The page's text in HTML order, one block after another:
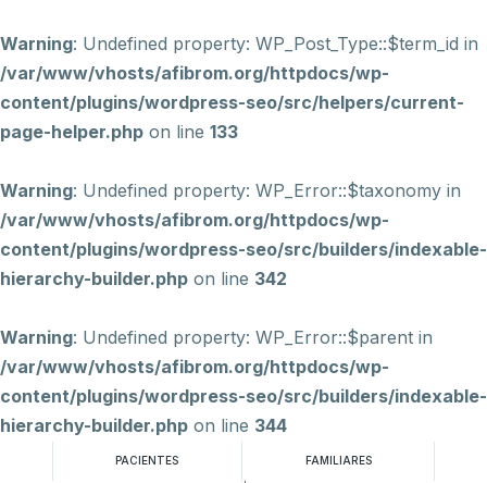
Warning: Undefined property: WP_Post_Type::$term_id in
/var/www/vhosts/afibrom.org/httpdocs/wp-
content/plugins/wordpress-seo/src/helpers/current-
page-helper.php on line 133
Warning: Undefined property: WP_Error::$taxonomy in
/var/www/vhosts/afibrom.org/httpdocs/wp-
content/plugins/wordpress-seo/src/builders/indexable-
hierarchy-builder.php on line 342
Warning: Undefined property: WP_Error::$parent in
/var/www/vhosts/afibrom.org/httpdocs/wp-
content/plugins/wordpress-seo/src/builders/indexable-
hierarchy-builder.php on line 344
PACIENTES FAMILIARES